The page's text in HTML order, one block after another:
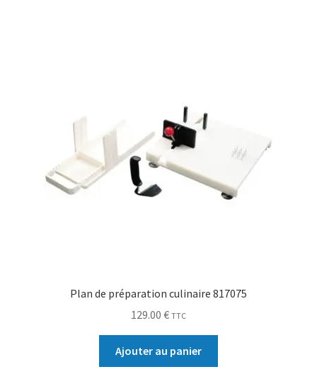
Plan de préparation culinaire 817075
129.00 € TTC
Ajouter au panier